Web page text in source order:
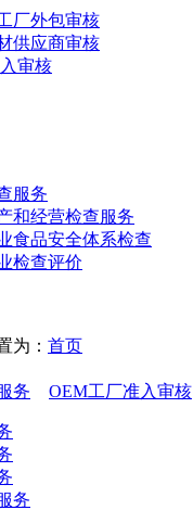
厂外包审核
供应商审核
审核
服务
和经营检查服务
食品安全体系检查
检查评价
为： 首页
务
OEM工厂准入审核
务